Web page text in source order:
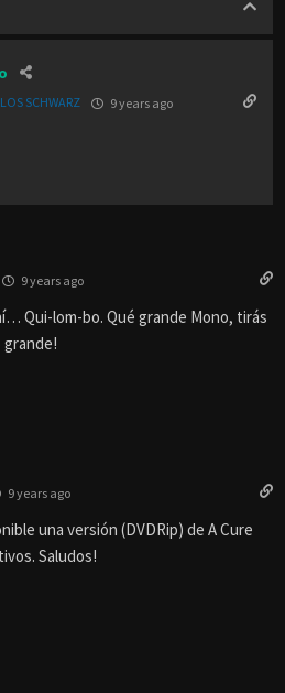
SCHWARZ 9 years ago
9 years ago
Qui-lom-bo. Qué grande Mono, tirás
grande!
9 years ago
una versión (DVDRip) de A Cure
Saludos!